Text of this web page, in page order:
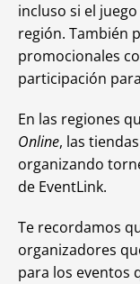
incluso si el
región. También
promocionales
participación
En las regiones
Online, las
organizando
de EventLink.
Te recordamos
organizadores
para los eventos